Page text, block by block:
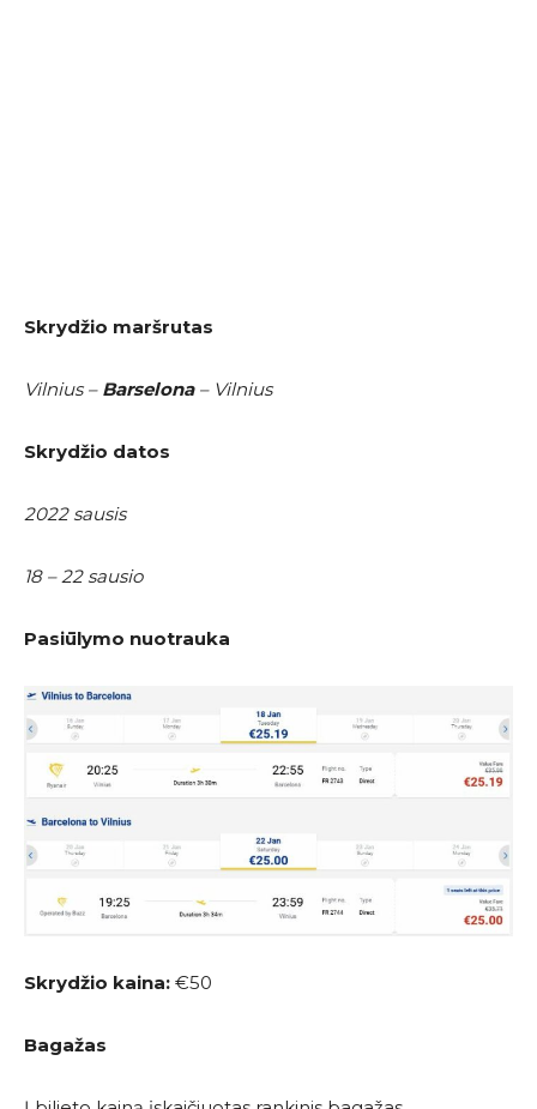
Skrydžio maršrutas
Vilnius – Barselona – Vilnius
Skrydžio datos
2022 sausis
18 – 22 sausio
Pasiūlymo nuotrauka
Skrydžio kaina: €50
Bagažas